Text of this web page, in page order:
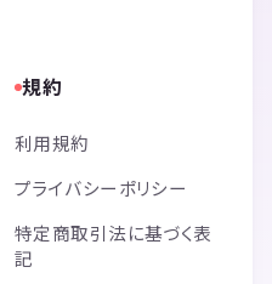
規約
利用規約
プライバシーポリシー
特定商取引法に基づく表
記